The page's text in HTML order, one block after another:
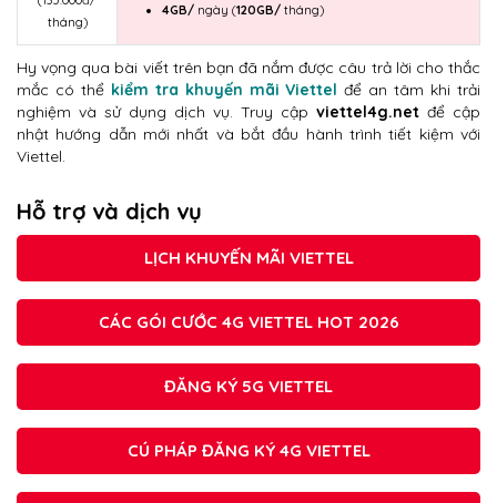
tháng)
4GB/ ngày (120GB/ tháng)
Hy vọng qua bài viết trên bạn đã nắm được câu trả lời cho thắc
mắc có thể kiểm tra khuyến mãi Viettel để an tâm khi trải
nghiệm và sử dụng dịch vụ. Truy cập viettel4g.net để cập
nhật hướng dẫn mới nhất và bắt đầu hành trình tiết kiệm với
Viettel.
Hỗ trợ và dịch vụ
LỊCH KHUYẾN MÃI VIETTEL
CÁC GÓI CƯỚC 4G VIETTEL HOT 2026
ĐĂNG KÝ 5G VIETTEL
CÚ PHÁP ĐĂNG KÝ 4G VIETTEL